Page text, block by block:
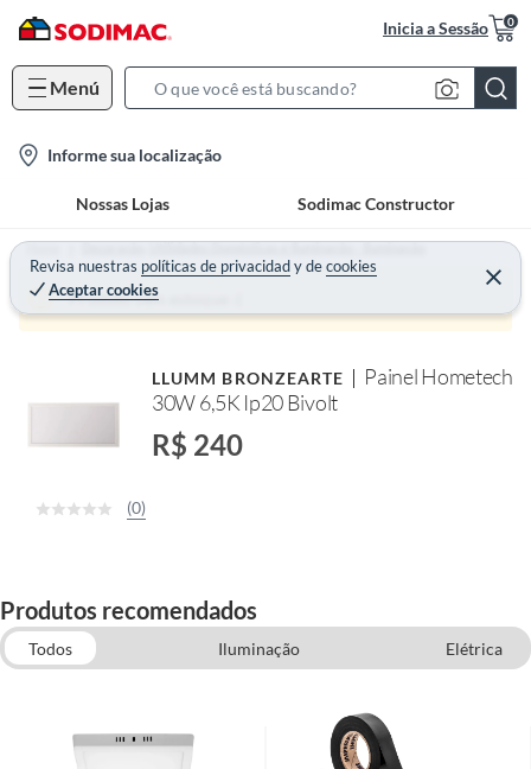
Inicia a Sessão 0
Menú
S
c
h
B
r
a
o
Informe sua localização
Nossas Lojas Sodimac Constructor
Revisa nuestras políticas de privacidadydecookies
Aceptar cookies
Home Decoração, Utilidades Domésticas e Iluminação - Iluminação
Produto sem estoque :(
LLUMM BRONZEARTE
Painel Hometech
30W 6,5K Ip20 Bivolt
R$ 240
(0)
Produtos recomendados
Todos Iluminação
Elétrica
Projeto La Decora
Materiais Elétricos